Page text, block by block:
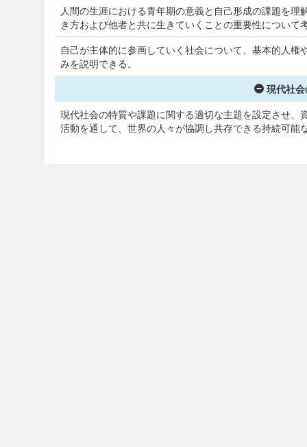
人間の生涯における青年期の意義と自己形成の課題を
き方および他者と共に生きていくことの重要性について
自己が主体的に参画していく社会について、基本的人
みを説明できる。
現代社
現代社会の特質や課題に関する適切な主題を設定させ
活動を通して、世界の人々が協調し共存できる持続可